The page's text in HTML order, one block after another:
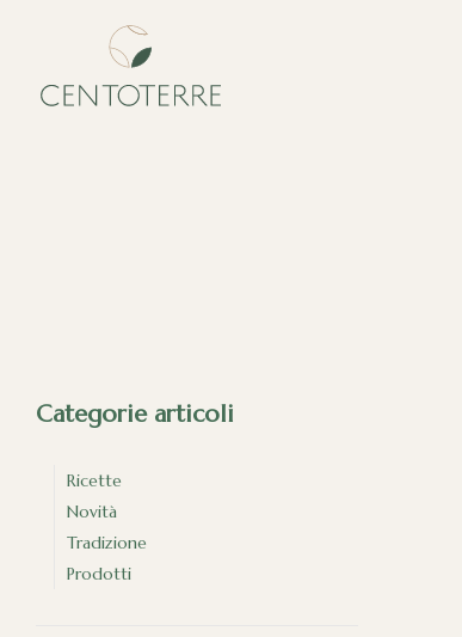
Categorie articoli
Ricette
Novità
Tradizione
Prodotti